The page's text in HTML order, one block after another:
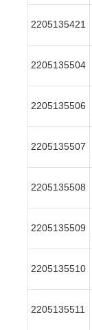
2205135421
2205135504
2205135506
2205135507
2205135508
2205135509
2205135510
2205135511